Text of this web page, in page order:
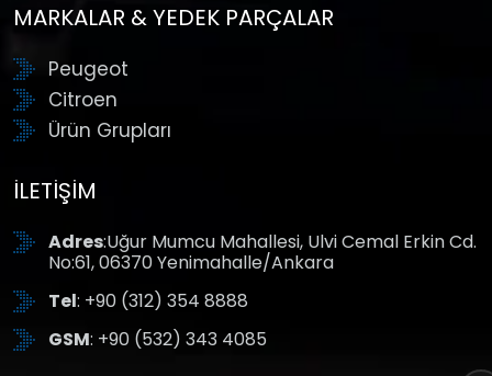
MARKALAR & YEDEK PARÇALAR
Peugeot
Citroen
Ürün Grupları
İLETIŞIM
Adres:Uğur Mumcu Mahallesi, Ulvi Cemal Erkin Cd.
No:61, 06370 Yenimahalle/Ankara
Tel: +90 (312) 354 8888
GSM: +90 (532) 343 4085